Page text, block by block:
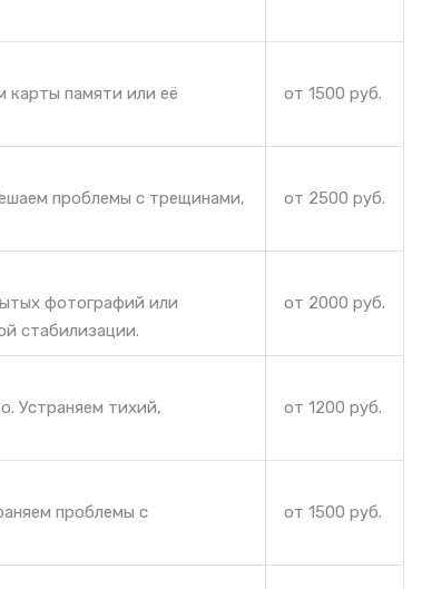
карты памяти или её
от 1500 руб.
проблемы с трещинами,
от 2500 руб.
фотографий или
стабилизации.
от 2000 руб.
Устраняем тихий,
от 1200 руб.
проблемы с
от 1500 руб.